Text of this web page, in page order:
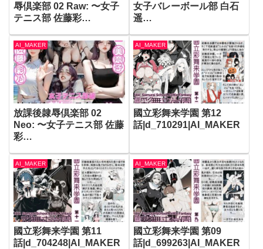
辱倶楽部 02 Raw: 〜女子
テニス部 佐藤彩
R
女子バレーボール部 白石
遥
R
AI_MAKER
放課後隷辱倶楽部 02
Neo: 〜女子テニス部 佐藤
彩
R
AI_MAKER
國立彩舞来学園 第12
話|d_710291|AI_MAKER
AI_MAKER
國立彩舞来学園 第11
話|d_704248|AI_MAKER
AI_MAKER
國立彩舞来学園 第09
話|d_699263|AI_MAKER